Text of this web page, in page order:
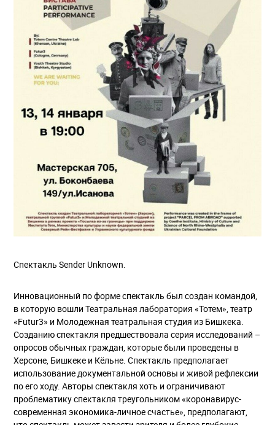
Спектакль Sender Unknown.
Инновационный по форме спектакль был создан командой,
в которую вошли Театральная лаборатория «Тотем», театр
«Futur3» и Молодежная театральная студия из Бишкека.
Созданию спектакля предшествовала серия исследований –
опросов обычных граждан, которые были проведены в
Херсоне, Бишкеке и Кёльне. Спектакль предполагает
использование документальной основы и живой рефлексии
по его ходу. Авторы спектакля хоть и ограничивают
проблематику спектакля треугольником «коронавирус-
современная экономика-личное счастье», предполагают,